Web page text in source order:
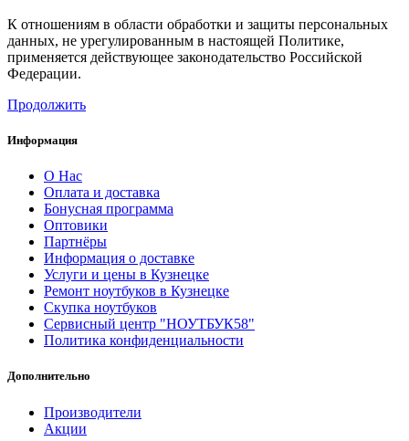
К отношениям в области обработки и защиты персональных
данных, не урегулированным в настоящей Политике,
применяется действующее законодательство Российской
Федерации.
Продолжить
Информация
О Нас
Оплата и доставка
Бонусная программа
Оптовики
Партнёры
Информация о доставке
Услуги и цены в Кузнецке
Ремонт ноутбуков в Кузнецке
Скупка ноутбуков
Сервисный центр "НОУТБУК58"
Политика конфиденциальности
Дополнительно
Производители
Акции